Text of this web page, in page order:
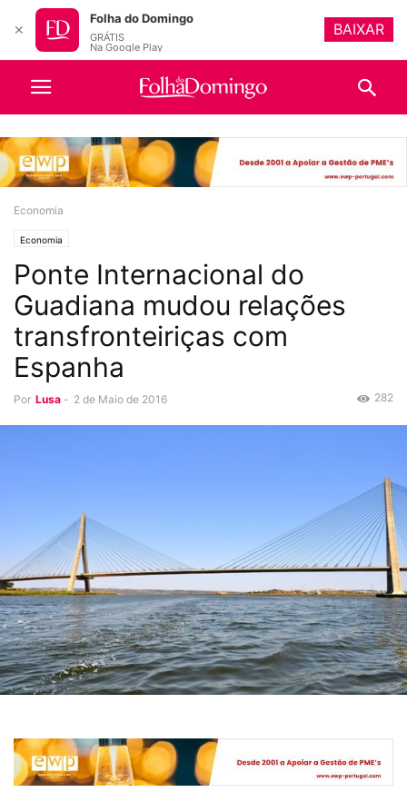
Economia
Economia
Ponte Internacional do
Guadiana mudou relações
transfronteiriças com
Espanha
Por Lusa - 2 de Maio de 2016 282
✕
Folha do Domingo
GRÁTIS
Na Google Play
BAIXAR